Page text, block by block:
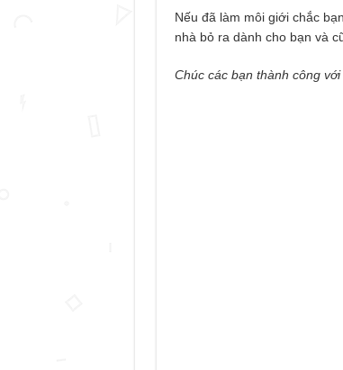
Nếu đã làm môi giới chắc
nhà bỏ ra dành cho bạn và
Chúc các bạn thành công